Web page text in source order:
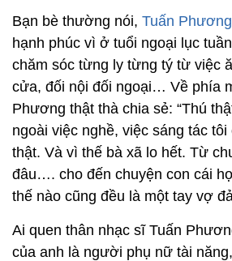
Bạn bè thường nói, Tuấn Phương
hạnh phúc vì ở tuổi ngoại lục
chăm sóc từng ly từng tý từ việc
cửa, đối nội đối ngoại… Về phía
Phương thật thà chia sẻ: “Thú
ngoài việc nghề, việc sáng tác
thật. Và vì thế bà xã lo hết. Từ
đâu…. cho đến chuyện con cái
thế nào cũng đều là một tay vợ
Ai quen thân nhạc sĩ Tuấn
của anh là người phụ nữ tài